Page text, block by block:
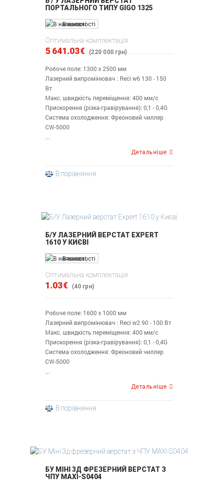
ПОРТАЛЬНОГО ТИПУ GIGO 1325
В наявності
Робоче поле: 1300 х 2500 мм
Лазерний випромінювач : Reci w6 130 - 150
Вт
Макс. швидкість переміщення: 400 мм/с
Прискорення (різка-гравірування): 0,1 - 0,4G
Система охолодження: Фреоновий чиллер
CW-5000
...
Детальніше
В порівняння
Оптимальна комплектація
5 641.03€ (220 000 грн)
Б/У ЛАЗЕРНИЙ ВЕРСТАТ EXPERT
1610 У КИЄВІ
В наявності
Робоче поле: 1600 х 1000 мм
Лазерний випромінювач : Reci w2 90 - 100 Вт
Макс. швидкість переміщення: 400 мм/с
Прискорення (різка-гравірування): 0,1 - 0,4G
Система охолодження: Фреоновий чиллер
CW-5000
...
Детальніше
В порівняння
Оптимальна комплектація
1.03€ (40 грн)
БУ МІНІ 3Д ФРЕЗЕРНИЙ ВЕРСТАТ З
ЧПУ MAXI-S0404